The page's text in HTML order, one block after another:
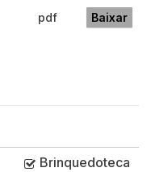
pdf Baixar
Brinquedoteca